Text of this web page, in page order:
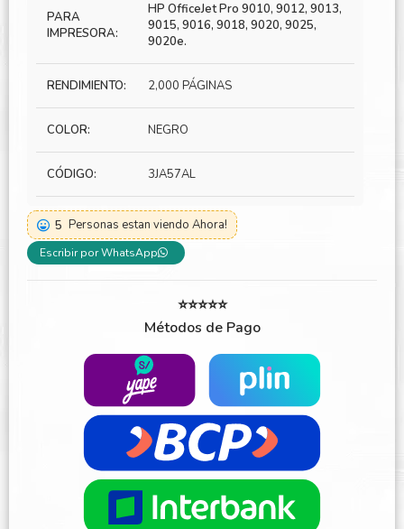
PARA
IMPRESORA:
HP OfficeJet Pro 9010, 9012, 9013,
9015, 9016, 9018, 9020, 9025,
9020e.
RENDIMIENTO: 2,000 PÁGINAS
COLOR: NEGRO
CÓDIGO: 3JA57AL
5 Personas estan viendo Ahora!
Escribir por WhatsApp
⭐⭐⭐⭐⭐
Métodos de Pago